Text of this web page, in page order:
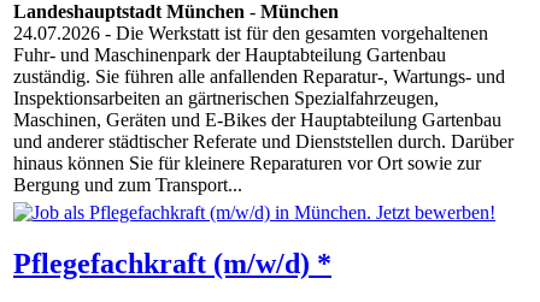
Landeshauptstadt München - München
24.07.2026 - Die Werkstatt ist für den gesamten vorgehaltenen
Fuhr- und Maschinenpark der Hauptabteilung Gartenbau
zuständig. Sie führen alle anfallenden Reparatur-, Wartungs- und
Inspektionsarbeiten an gärtnerischen Spezialfahrzeugen,
Maschinen, Geräten und E-Bikes der Hauptabteilung Gartenbau
und anderer städtischer Referate und Dienststellen durch. Darüber
hinaus können Sie für kleinere Reparaturen vor Ort sowie zur
Bergung und zum Transport...
Pflegefachkraft (m/w/d) *